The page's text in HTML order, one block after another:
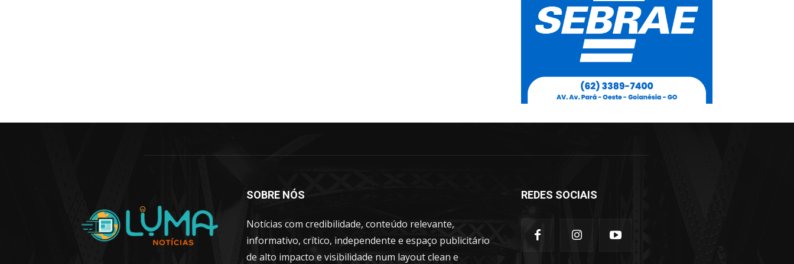
SOBRE NÓS
Notícias com credibilidade, conteúdo relevante,
informativo, crítico, independente e espaço publicitário
de alto impacto e visibilidade num layout clean e
REDES SOCIAIS